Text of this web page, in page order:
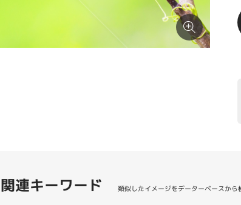
関連キーワード 類似したイメージをデーターベースから